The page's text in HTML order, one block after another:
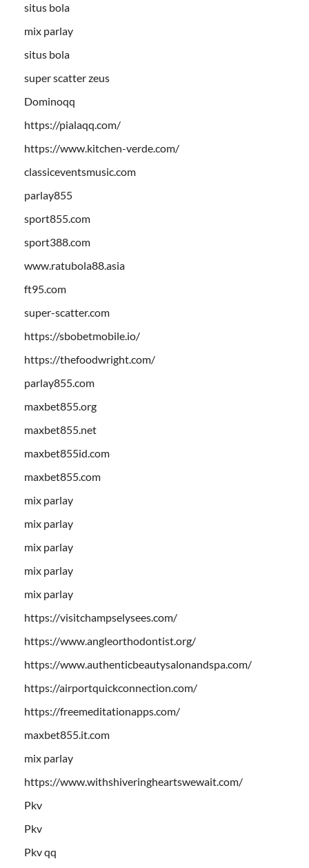
situs bola
mix parlay
situs bola
super scatter zeus
Dominoqq
https://pialaqq.com/
https://www.kitchen-verde.com/
classiceventsmusic.com
parlay855
sport855.com
sport388.com
www.ratubola88.asia
ft95.com
super-scatter.com
https://sbobetmobile.io/
https://thefoodwright.com/
parlay855.com
maxbet855.org
maxbet855.net
maxbet855id.com
maxbet855.com
mix parlay
mix parlay
mix parlay
mix parlay
mix parlay
https://visitchampselysees.com/
https://www.angleorthodontist.org/
https://www.authenticbeautysalonandspa.com/
https://airportquickconnection.com/
https://freemeditationapps.com/
maxbet855.it.com
mix parlay
https://www.withshiveringheartswewait.com/
Pkv
Pkv
Pkv qq